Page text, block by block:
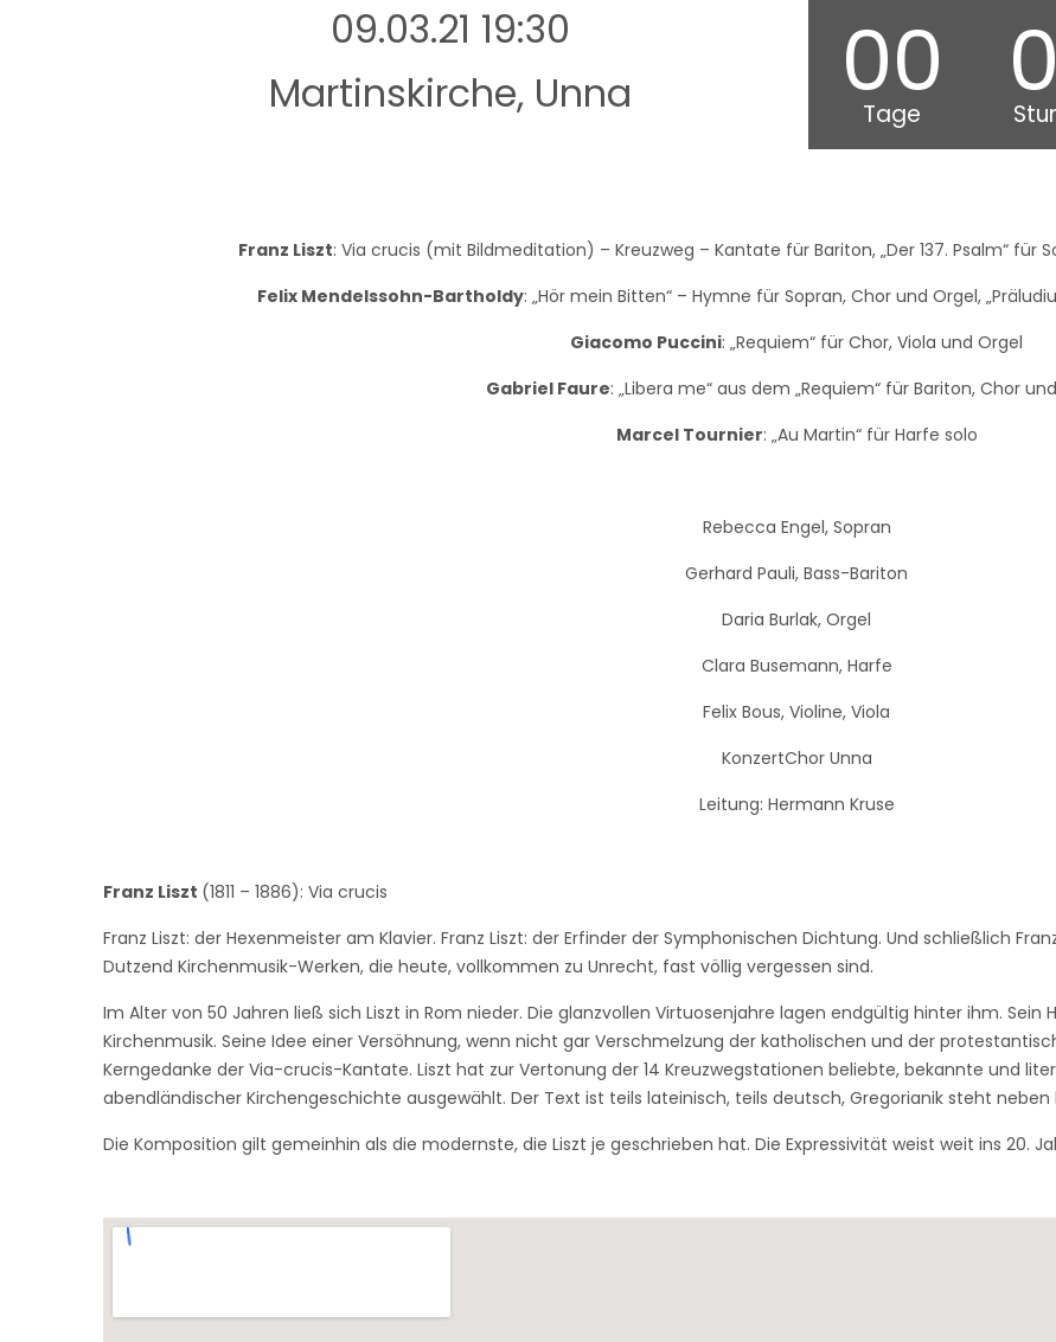
09.03.21 19:30
Martinskirche, Unna
00
Tage
Franz Liszt: Via crucis (mit Bildmeditation) – Kreuzweg – Kantate für Bariton, „Der 137. Psalm“ für
Felix Mendelssohn-Bartholdy: „Hör mein Bitten“ – Hymne für Sopran, Chor und Orgel,
Giacomo Puccini: „Requiem“ für Chor, Viola und Orgel
Gabriel Faure: „Libera me“ aus dem „Requiem“ für Bariton, Chor
Marcel Tournier: „Au Martin“ für Harfe solo
Rebecca Engel, Sopran
Gerhard Pauli, Bass-Bariton
Daria Burlak, Orgel
Clara Busemann, Harfe
Felix Bous, Violine, Viola
KonzertChor Unna
Leitung: Hermann Kruse
Franz Liszt (1811 – 1886): Via crucis
Franz Liszt: der Hexenmeister am Klavier. Franz Liszt: der Erfinder der Symphonischen Dichtung. Und schließlich
Dutzend Kirchenmusik-Werken, die heute, vollkommen zu Unrecht, fast völlig vergessen sind.
Im Alter von 50 Jahren ließ sich Liszt in Rom nieder. Die glanzvollen Virtuosenjahre lagen endgültig hinter ihm.
Kirchenmusik. Seine Idee einer Versöhnung, wenn nicht gar Verschmelzung der katholischen und der
Kerngedanke der Via-crucis-Kantate. Liszt hat zur Vertonung der 14 Kreuzwegstationen beliebte, bekannte und
abendländischer Kirchengeschichte ausgewählt. Der Text ist teils lateinisch, teils deutsch, Gregorianik steht
Die Komposition gilt gemeinhin als die modernste, die Liszt je geschrieben hat. Die Expressivität weist weit ins 20.